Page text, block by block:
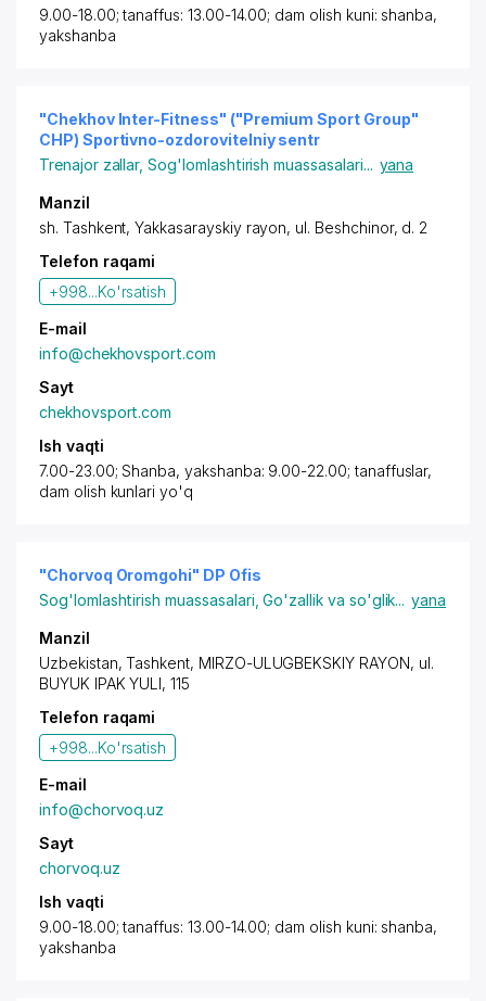
9.00-18.00; tanaffus: 13.00-14.00; dam olish kuni: shanba,
yakshanba
"Chekhov Inter-Fitness" ("Premium Sport Group"
CHP) Sportivno-ozdorovitelniy sentr
Trenajor zallar,Sog'lomlashtirish muassasalari... yana
Manzil
sh. Tashkent,Yakkasarayskiy rayon, ul. Beshchinor, d. 2
Telefon raqami
+998...Ko'rsatish
E-mail
info@chekhovsport.com
Sayt
chekhovsport.com
Ish vaqti
7.00-23.00; Shanba, yakshanba: 9.00-22.00; tanaffuslar,
dam olish kunlari yo'q
"Chorvoq Oromgohi" DP Ofis
Sog'lomlashtirish muassasalari ,Go'zallik va so'glik... yana
Manzil
Uzbekistan,Tashkent, MIRZO-ULUGBEKSKIY RAYON, ul.
BUYUK IPAK YULI, 115
Telefon raqami
+998...Ko'rsatish
E-mail
info@chorvoq.uz
Sayt
chorvoq.uz
Ish vaqti
9.00-18.00; tanaffus: 13.00-14.00; dam olish kuni: shanba,
yakshanba